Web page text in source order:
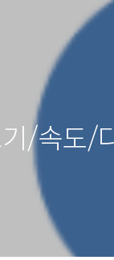
/속도/